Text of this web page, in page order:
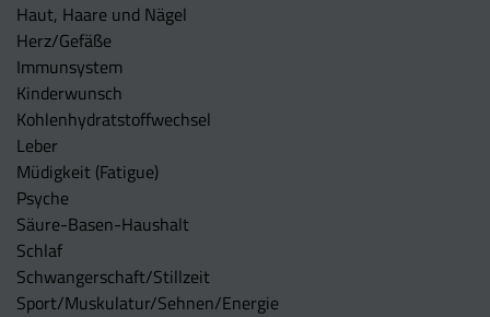
Haut, Haare und Nägel
Herz/Gefäße
Immunsystem
Kinderwunsch
Kohlenhydratstoffwechsel
Leber
Müdigkeit (Fatigue)
Psyche
Säure-Basen-Haushalt
Schlaf
Schwangerschaft/Stillzeit
Sport/Muskulatur/Sehnen/Energie